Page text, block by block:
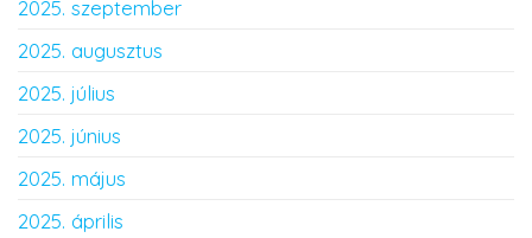
2025. szeptember
2025. augusztus
2025. július
2025. június
2025. május
2025. április